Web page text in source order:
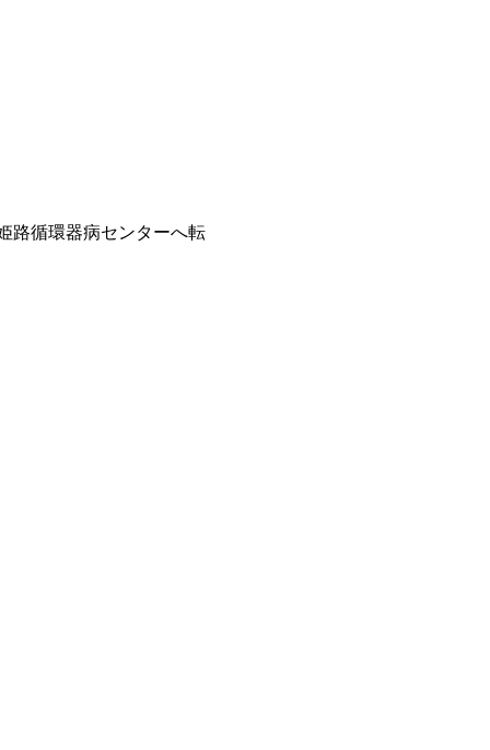
路循環器病センターへ転